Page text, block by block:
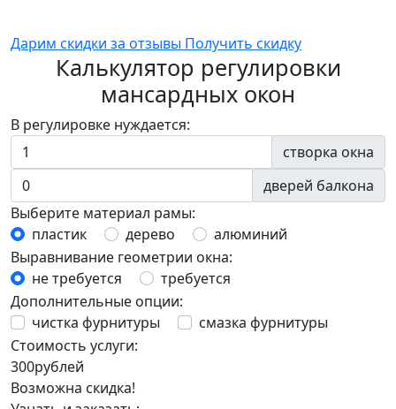
Дарим скидки за отзывы Получить скидку
Калькулятор регулировки
мансардных окон
В регулировке нуждается:
створка окна
дверей балкона
Выберите материал рамы:
пластик
дерево
алюминий
Выравнивание геометрии окна:
не требуется
требуется
Дополнительные опции:
чистка фурнитуры
смазка фурнитуры
Стоимость услуги:
300рублей
Возможна скидка!